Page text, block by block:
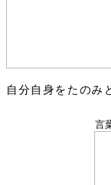
自分自身をたのみ
言